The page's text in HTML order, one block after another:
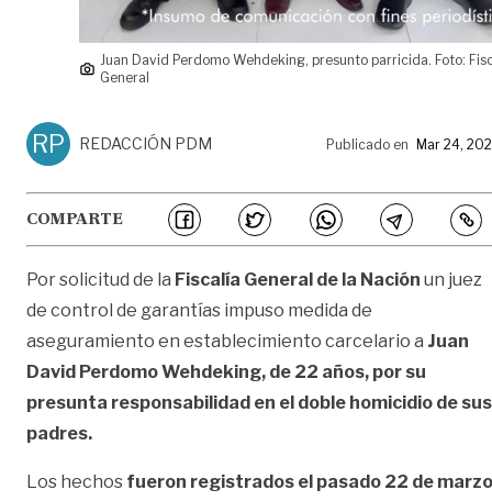
Juan David Perdomo Wehdeking, presunto parricida. Foto:
General
RP REDACCIÓN PDM Publicado en Mar 24,
COMPARTE
Por solicitud de la Fiscalía General de la Nación un juez
de control de garantías impuso medida de
aseguramiento en establecimiento carcelario a Juan
David Perdomo Wehdeking, de 22 años, por su
presunta responsabilidad en el doble homicidio de sus
padres.
Los hechos fueron registrados el pasado 22 de marzo